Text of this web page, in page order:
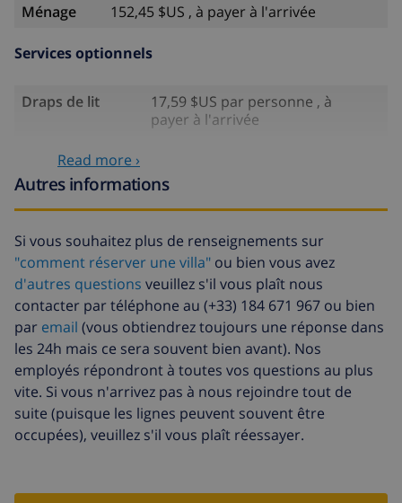
Ménage 152,45 $US , à payer à l'arrivée
Services optionnels
Draps de lit
17,59 $US par personne , à
payer à l'arrivée
Serviettes
Draps
supplémentaires
17,59 $US par personne , à
payer à l'arrivée
Serviettes
supplémentaires
8,80 $US par personne , à payer à
l'arrivée
Départ tardif
113,75 $US
Nettoyage
supplémentaire
basée sur consommation
énergétique (52,77 $US/HOUR)
Fonds
d'annulation:
4.80% du montant total
Read more ›
Autres informations
Si vous souhaitez plus de renseignements sur
"comment réserver une villa" ou bien vous avez
d'autres questions veuillez s'il vous plaît nous
contacter par téléphone au (+33) 184 671 967 ou bien
par email (vous obtiendrez toujours une réponse dans
les 24h mais ce sera souvent bien avant). Nos
employés répondront à toutes vos questions au plus
vite. Si vous n'arrivez pas à nous rejoindre tout de
suite (puisque les lignes peuvent souvent être
occupées), veuillez s'il vous plaît réessayer.